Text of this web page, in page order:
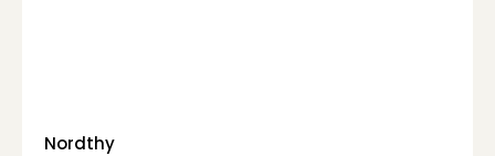
Nordthy